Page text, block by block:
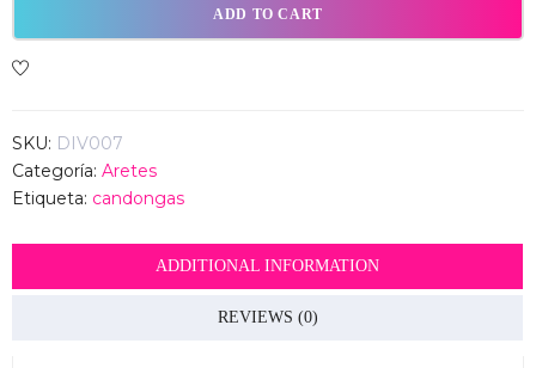
ADD TO CART
SKU: DIV007
Categoría: Aretes
Etiqueta: candongas
ADDITIONAL INFORMATION
REVIEWS (0)